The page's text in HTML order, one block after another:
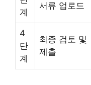
계
서류 업로드
4
단
계
최종 검토 및
제출